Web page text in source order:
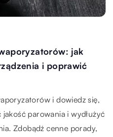
jak
i poprawić
i dowiedz się,
parowania i wydłużyć
Zdobądź cenne porady,